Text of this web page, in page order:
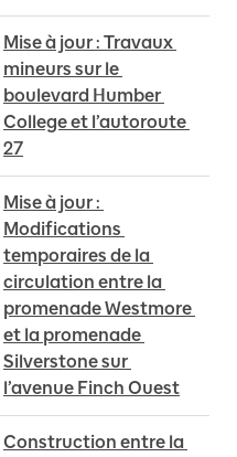
Mise à jour : Travaux
mineurs sur le
boulevard Humber
College et l’autoroute
27
Mise à jour :
Modifications
temporaires de la
circulation entre la
promenade Westmore
et la promenade
Silverstone sur
l’avenue Finch Ouest
Construction entre la